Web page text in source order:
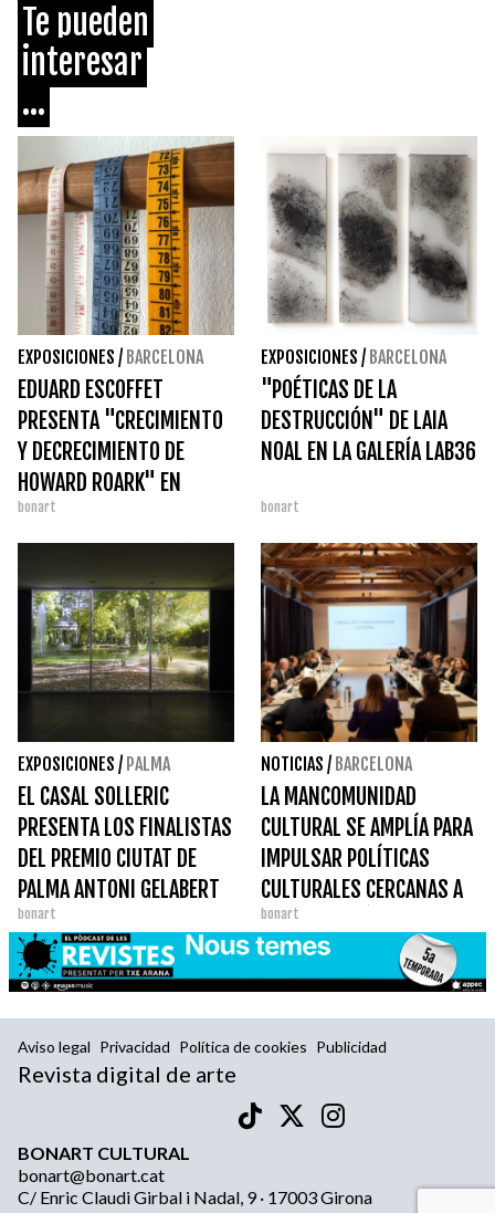
Te pueden
interesar
...
EXPOSICIONES / BARCELONA
EDUARD ESCOFFET
PRESENTA "CRECIMIENTO
Y DECRECIMIENTO DE
HOWARD ROARK" EN
CHIQUITA ROOM Y EN THE
GREEN PARROT
bonart
EXPOSICIONES / BARCELONA
"POÉTICAS DE LA
DESTRUCCIÓN" DE LAIA
NOAL EN LA GALERÍA LAB36
bonart
EXPOSICIONES / PALMA
EL CASAL SOLLERIC
PRESENTA LOS FINALISTAS
DEL PREMIO CIUTAT DE
PALMA ANTONI GELABERT
DE ARTES VISUALES 2022
bonart
NOTICIAS / BARCELONA
LA MANCOMUNIDAD
CULTURAL SE AMPLÍA PARA
IMPULSAR POLÍTICAS
CULTURALES CERCANAS A
LA CIUDADANÍA
bonart
Aviso legal Privacidad Política de cookies Publicidad
Revista digital de arte
BONART CULTURAL
bonart@bonart.cat
C/ Enric Claudi Girbal i Nadal, 9 · 17003 Girona